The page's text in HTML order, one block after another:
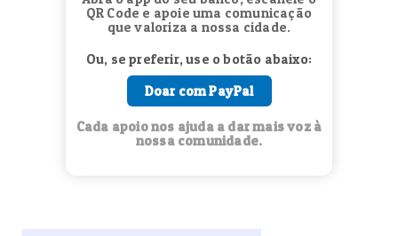
QR Code e apoie uma comunicação
que valoriza a nossa cidade.
Ou, se preferir, use o botão abaixo:
Doar com PayPal
Cada apoio nos ajuda a dar mais voz à
nossa comunidade.